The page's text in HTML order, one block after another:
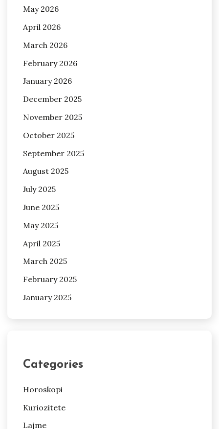
May 2026
April 2026
March 2026
February 2026
January 2026
December 2025
November 2025
October 2025
September 2025
August 2025
July 2025
June 2025
May 2025
April 2025
March 2025
February 2025
January 2025
Categories
Horoskopi
Kuriozitete
Lajme